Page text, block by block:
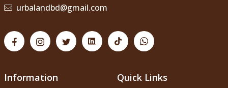
urbalandbd@gmail.com
Information Quick Links